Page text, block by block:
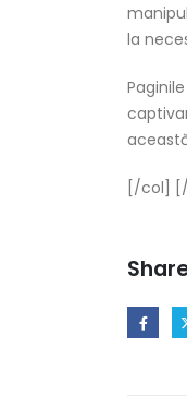
la
[/col]